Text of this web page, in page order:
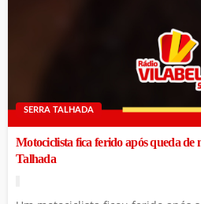
SERRA TALHADA
Motociclista fica ferido após queda de
Talhada